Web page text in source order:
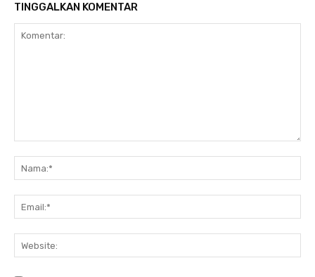
TINGGALKAN KOMENTAR